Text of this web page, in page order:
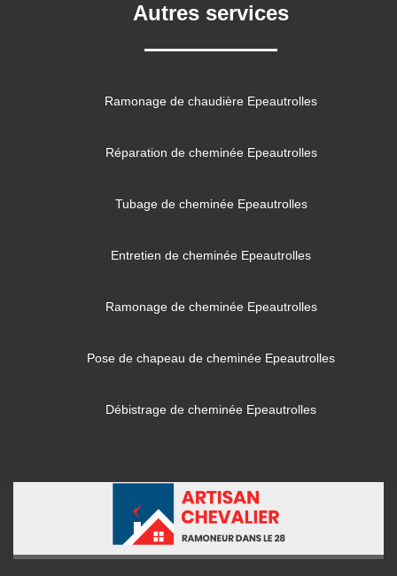
Autres services
Ramonage de chaudière Epeautrolles
Réparation de cheminée Epeautrolles
Tubage de cheminée Epeautrolles
Entretien de cheminée Epeautrolles
Ramonage de cheminée Epeautrolles
Pose de chapeau de cheminée Epeautrolles
Débistrage de cheminée Epeautrolles